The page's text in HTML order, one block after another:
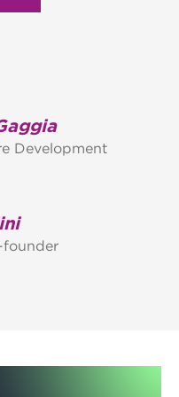
Development
founder